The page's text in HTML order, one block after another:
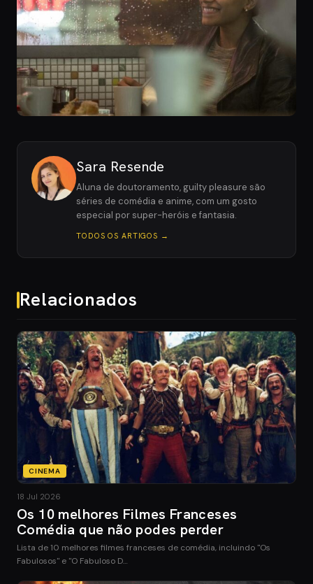
Sara Resende
Aluna de doutoramento, guilty pleasure são
séries de comédia e anime, com um gosto
especial por super-heróis e fantasia.
TODOS OS ARTIGOS →
Relacionados
CINEMA
18 Jul 2026
Os 10 melhores Filmes Franceses
Comédia que não podes perder
Lista de 10 melhores filmes franceses de comédia, incluindo "Os
Fabulosos" e "O Fabuloso D…